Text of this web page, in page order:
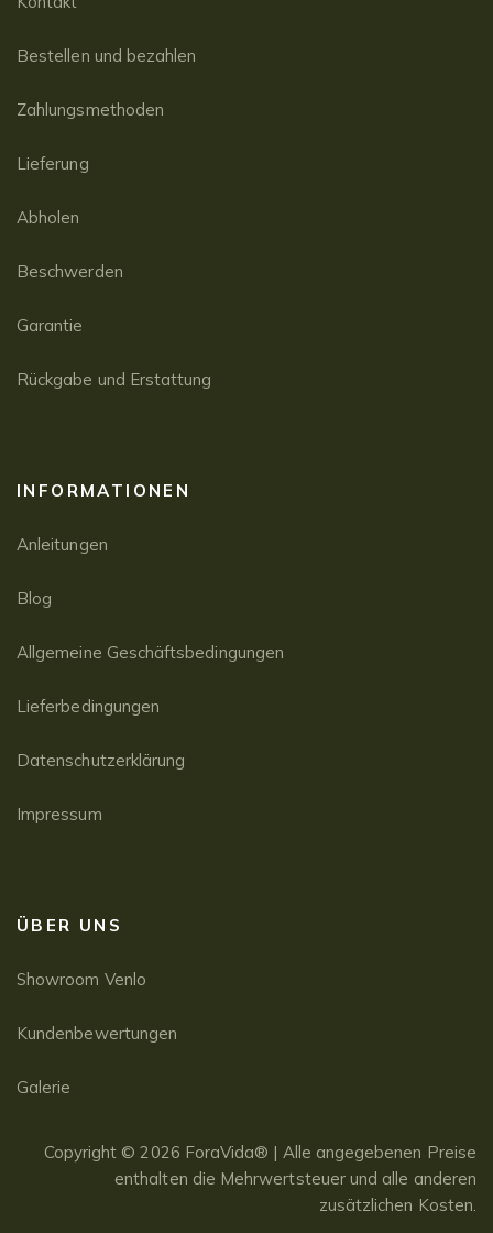
Bestellen und bezahlen
Zahlungsmethoden
Lieferung
Abholen
Beschwerden
Garantie
Rückgabe und Erstattung
INFORMATIONEN
Anleitungen
Blog
Allgemeine Geschäftsbedingungen
Lieferbedingungen
Datenschutzerklärung
Impressum
ÜBER UNS
Showroom Venlo
Kundenbewertungen
Galerie
Copyright © 2026 ForaVida® | Alle angegebenen Preise
enthalten die Mehrwertsteuer und alle anderen
zusätzlichen Kosten.